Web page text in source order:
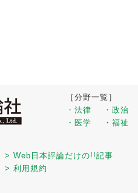
［分野一覧］
・法律
・政治
・医学
・福祉
> Web日本評論だけの!!記事
> 利用規約